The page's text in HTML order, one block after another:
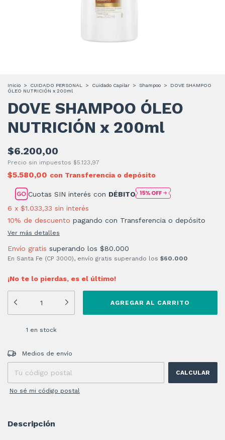
Inicio > CUIDADO PERSONAL > Cuidado Capilar > Shampoo >
DOVE SHAMPOO
ÓLEO NUTRICIÓN x 200ml
DOVE SHAMPOO ÓLEO
NUTRICIÓN x 200ml
$6.200,00
Precio sin impuestos $5.123,97
$5.580,00 con Transferencia o depósito
Cuotas SIN interés con DÉBITO
6 x $1.033,33 sin interés
10% de descuento pagando con Transferencia o depósito
Ver más detalles
Envío gratis superando los $80.000
En Santa Fe (CP 3000), envío gratis superando los $60.000
¡No te lo pierdas, es el último!
1 en stock
Entregas para el CP:
Medios de envío
CALCULAR
No sé mi código postal
Descripción